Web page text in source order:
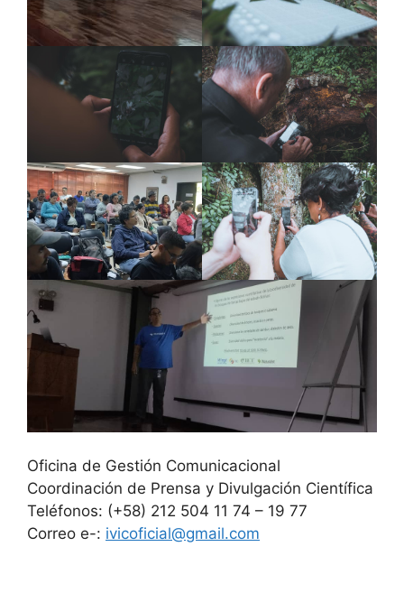
Oficina de Gestión Comunicacional
Coordinación de Prensa y Divulgación Científica
Teléfonos: (+58) 212 504 11 74 – 19 77
Correo e-: ivicoficial@gmail.com